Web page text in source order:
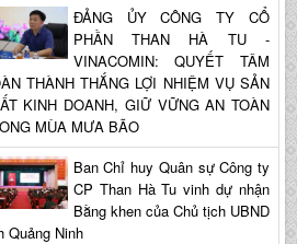
ĐẢNG ỦY CÔNG TY CỔ
PHẦN THAN HÀ TU -
VINACOMIN: QUYẾT TÂM
THÀNH THẮNG LỢI NHIỆM VỤ SẢN
KINH DOANH, GIỮ VỮNG AN TOÀN
MÙA MƯA BÃO
Ban Chỉ huy Quân sự Công ty
CP Than Hà Tu vinh dự nhận
Bằng khen của Chủ tịch UBND
Quảng Ninh